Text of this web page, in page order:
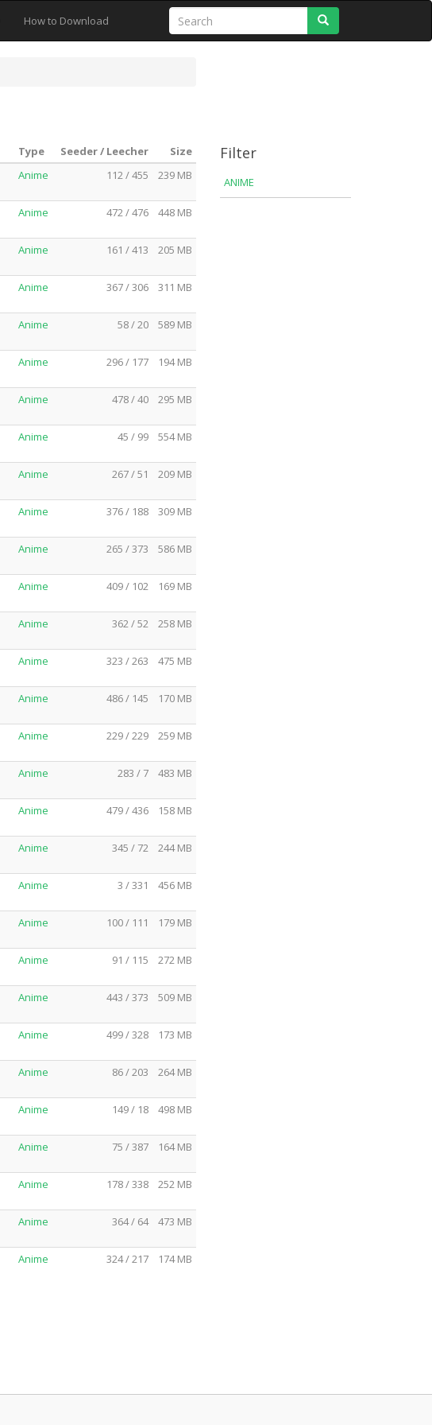
How to Download
Type Seeder / Leecher
Size
Anime 112 / 455 239 MB
Anime 472 / 476 448 MB
Anime 161 / 413 205 MB
Anime 367 / 306 311 MB
Anime 58 / 20 589 MB
Anime 296 / 177 194 MB
Anime 478 / 40 295 MB
Anime 45 / 99 554 MB
Anime 267 / 51 209 MB
Anime 376 / 188 309 MB
Anime 265 / 373 586 MB
Anime 409 / 102 169 MB
Anime 362 / 52 258 MB
Anime 323 / 263 475 MB
Anime 486 / 145 170 MB
Anime 229 / 229 259 MB
Anime 283 / 7 483 MB
Anime 479 / 436 158 MB
Anime 345 / 72 244 MB
Anime 3 / 331 456 MB
Anime 100 / 111 179 MB
Anime 91 / 115 272 MB
Anime 443 / 373 509 MB
Anime 499 / 328 173 MB
Anime 86 / 203 264 MB
Anime 149 / 18 498 MB
Anime 75 / 387 164 MB
Anime 178 / 338 252 MB
Anime 364 / 64 473 MB
Anime 324 / 217 174 MB
Filter
ANIME